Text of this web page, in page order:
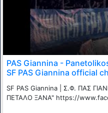
PAS Giannina -
SF PAS Giannina official
SF PAS Giannina | Σ.Φ. ΠΑΣ
ΠΕΤΑΛΟ ΞΑΝΑ" https://